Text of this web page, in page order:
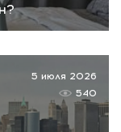
5 июля 2026
540